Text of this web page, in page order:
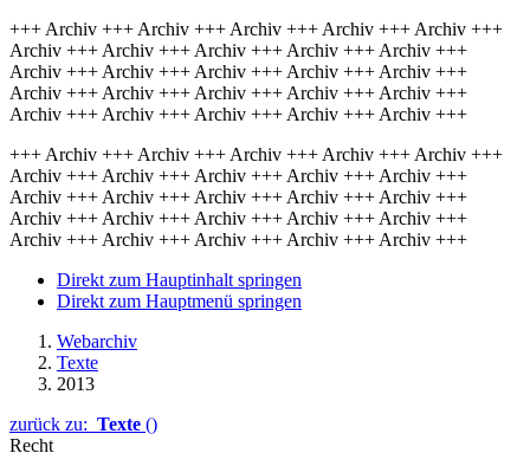
+++ Archiv +++ Archiv +++ Archiv +++ Archiv +++ Archiv +++
Archiv +++ Archiv +++ Archiv +++ Archiv +++ Archiv +++
Archiv +++ Archiv +++ Archiv +++ Archiv +++ Archiv +++
Archiv +++ Archiv +++ Archiv +++ Archiv +++ Archiv +++
Archiv +++ Archiv +++ Archiv +++ Archiv +++ Archiv +++
+++ Archiv +++ Archiv +++ Archiv +++ Archiv +++ Archiv +++
Archiv +++ Archiv +++ Archiv +++ Archiv +++ Archiv +++
Archiv +++ Archiv +++ Archiv +++ Archiv +++ Archiv +++
Archiv +++ Archiv +++ Archiv +++ Archiv +++ Archiv +++
Archiv +++ Archiv +++ Archiv +++ Archiv +++ Archiv +++
Direkt zum Hauptinhalt springen
Direkt zum Hauptmenü springen
Webarchiv
Texte
2013
zurück zu: Texte ()
Recht